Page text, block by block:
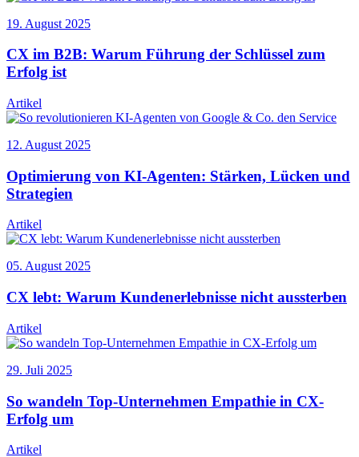
19. August 2025
CX im B2B: Warum Führung der Schlüssel zum
Erfolg ist
Artikel
12. August 2025
Optimierung von KI-Agenten: Stärken, Lücken und
Strategien
Artikel
05. August 2025
CX lebt: Warum Kundenerlebnisse nicht aussterben
Artikel
29. Juli 2025
So wandeln Top-Unternehmen Empathie in CX-
Erfolg um
Artikel